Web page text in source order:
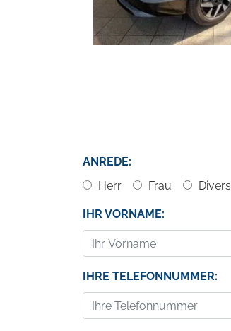
ANREDE:
Herr
Frau Divers
IHR VORNAME:
IHRE TELEFONNUMMER: